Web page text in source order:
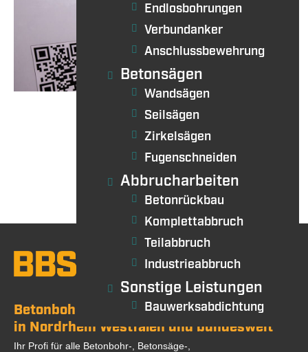
Endlosbohrungen
Verbundanker
Anschlussbewehrung
Betonsägen
Wandsägen
Seilsägen
Zirkelsägen
Fugenschneiden
Abbrucharbeiten
Betonrückbau
Komplettabbruch
Teilabbruch
Industrieabbruch
Sonstige Leistungen
Bauwerksabdichtung
Betonbohren / Betonsägen
in Nordrhein Westfalen und bundesweit
Ihr Profi für alle Betonbohr-, Betonsäge-,